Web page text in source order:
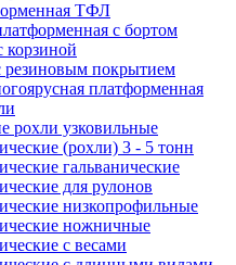
ТФЛ
с бортом
покрытием
платформенная
рохли узковильные
(рохли) 3 - 5 тонн
гальванические
для рулонов
низкопрофильные
ножничные
с весами